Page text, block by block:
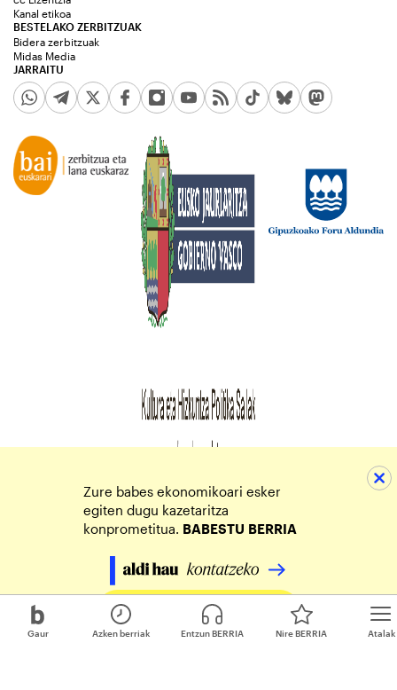
Gaur Atalak
Azken berriak Entzun BERRIA Nire BERRIA
JARRAITU
Kanal etikoa
BESTELAKO ZERBITZUAK
Bidera zerbitzuak
Midas Media
Zure babes ekonomikoari esker
egiten dugu kazetaritza
konprometitua. BABESTU BERRIA
Egin zure ekarpena